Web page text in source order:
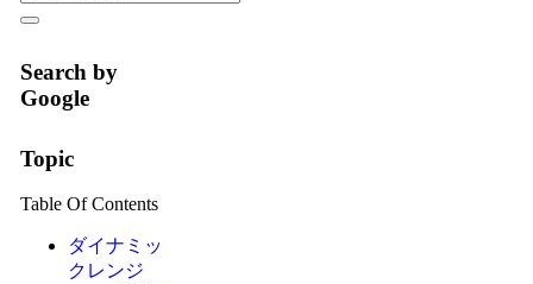
Search by
Google
Topic
Table Of Contents
ダイナミッ
クレンジ